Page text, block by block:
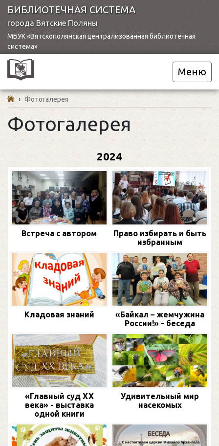
БИБЛИОТЕЧНАЯ СИСТЕМА
города Вятские Поляны
МБУК «Вятскополянская централизованная библиотечная
система»
Меню
› Фотогалерея
Фотогалерея
2024
Встреча с автором
Право избирать и быть
избранным
Кладовая знаний
«Байкал – жемчужина
России!» - беседа
«Главный суд XX
века» - выставка
одной книги
Удивительный мир
насекомых